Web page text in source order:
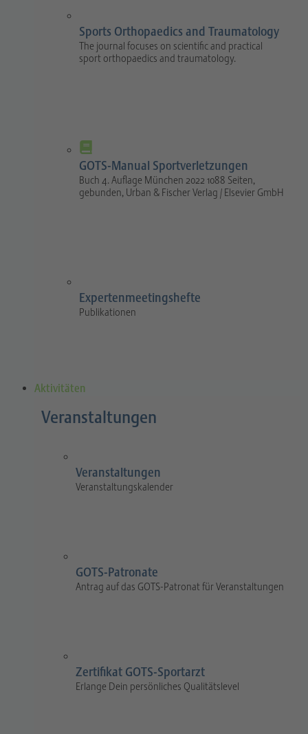
Sports Orthopaedics and Traumatology
The journal focuses on scientific and practical
sport orthopaedics and traumatology.
GOTS-Manual Sportverletzungen
Buch 4. Auflage München 2022 1088 Seiten,
gebunden, Urban & Fischer Verlag / Elsevier GmbH
Expertenmeetingshefte
Publikationen
Aktivitäten
Veranstaltungen
Veranstaltungen
Veranstaltungskalender
GOTS-Patronate
Antrag auf das GOTS-Patronat für Veranstaltungen
Zertifikat GOTS-Sportarzt
Erlange Dein persönliches Qualitätslevel